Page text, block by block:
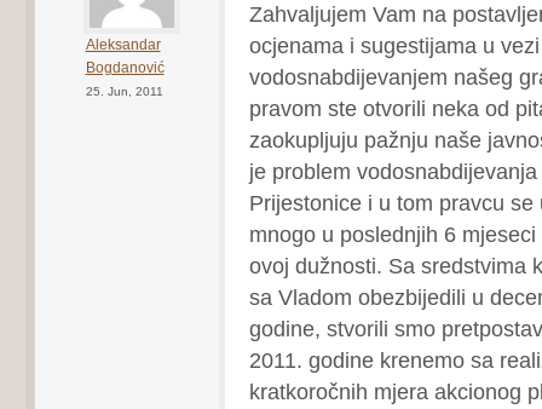
Aleksandar
Bogdanović
25. Jun, 2011
Zahvaljujem Vam na
ocjenama i sugestijama u
vodosnabdijevanjem našeg
pravom ste otvorili neka od
zaokupljuju pažnju naše
je problem
Prijestonice i u tom pravcu se
mnogo u poslednjih 6
ovoj dužnosti. Sa sredstvima
sa Vladom obezbijedili u
godine, stvorili smo
2011. godine krenemo sa
kratkoročnih mjera akcionog